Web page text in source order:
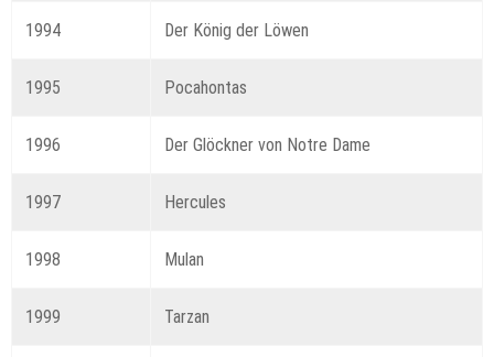
1994 Der König der Löwen
1995 Pocahontas
1996 Der Glöckner von Notre Dame
1997 Hercules
1998 Mulan
1999 Tarzan